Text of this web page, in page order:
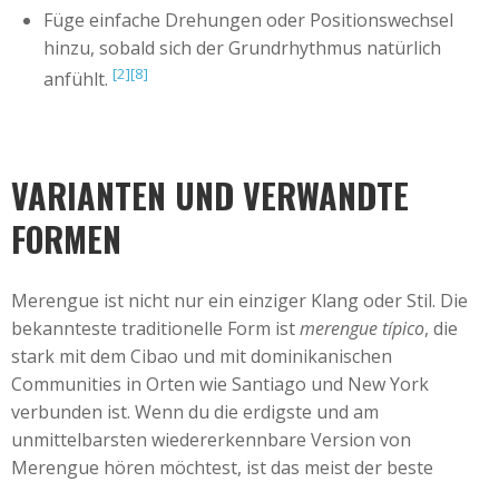
Füge einfache Drehungen oder Positionswechsel
hinzu, sobald sich der Grundrhythmus natürlich
anfühlt. [2][8]
VARIANTEN UND VERWANDTE
FORMEN
Merengue ist nicht nur ein einziger Klang oder Stil. Die
bekannteste traditionelle Form istmerengue típico, die
stark mit dem Cibao und mit dominikanischen
Communities in Orten wie Santiago und New York
verbunden ist. Wenn du die erdigste und am
unmittelbarsten wiedererkennbare Version von
Merengue hören möchtest, ist das meist der beste